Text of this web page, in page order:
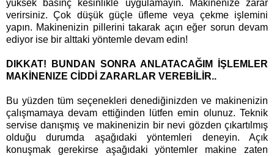
yüksek basınç kesinlikle uygulamayın. Makinenize zarar
verirsiniz. Çok düşük güçle üfleme veya çekme işlemini
yapın. Makinenizin pillerini takarak açın eğer sorun devam
ediyor ise bir alttaki yöntemle devam edin!
DIKKAT! BUNDAN SONRA ANLATACAĞIM İŞLEMLER
MAKİNENIZE CİDDİ ZARARLAR VEREBİLİR..
Bu yüzden tüm seçenekleri denediğinizden ve makinenizin
çalışmamaya devam ettiğinden lütfen emin olunuz. Teknik
servise danışmış ve makinenizin bir nevi gözden çıkartılmış
olduğu durumda aşağıdaki yöntemleri deneyin. Açık
konuşmak gerekirse aşağıdaki yöntemler makine zaten